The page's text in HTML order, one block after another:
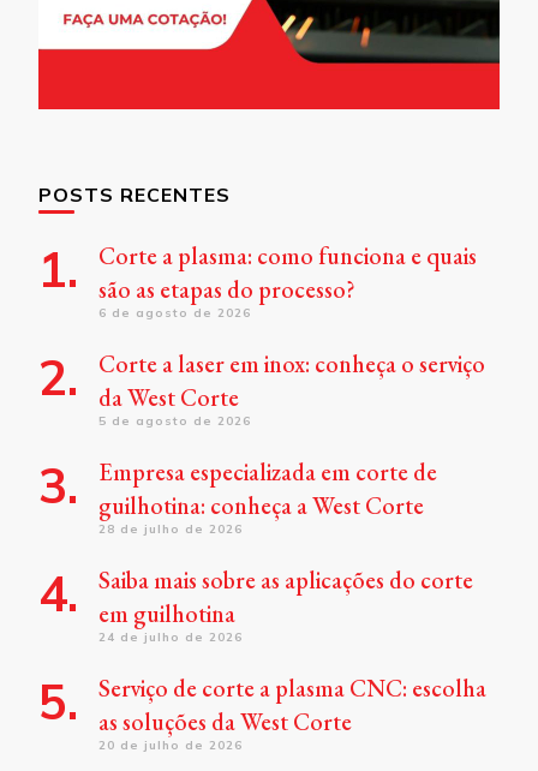
POSTS RECENTES
Corte a plasma: como funciona e quais
são as etapas do processo?
6 de agosto de 2026
Corte a laser em inox: conheça o serviço
da West Corte
5 de agosto de 2026
Empresa especializada em corte de
guilhotina: conheça a West Corte
28 de julho de 2026
Saiba mais sobre as aplicações do corte
em guilhotina
24 de julho de 2026
Serviço de corte a plasma CNC: escolha
as soluções da West Corte
20 de julho de 2026